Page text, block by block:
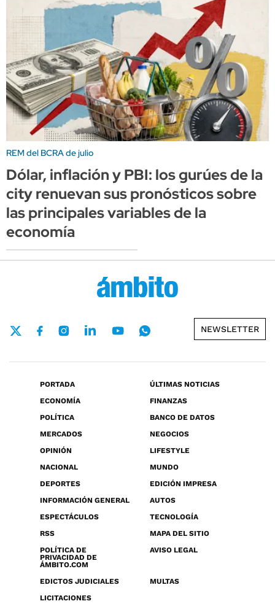
REM del BCRA de julio
Dólar, inflación y PBI: los gurúes de la
city renuevan sus pronósticos sobre
las principales variables de la
economía
NEWSLETTER
PORTADA
ÚLTIMAS NOTICIAS
ECONOMÍA
FINANZAS
POLÍTICA
BANCO DE DATOS
MERCADOS
NEGOCIOS
OPINIÓN
LIFESTYLE
NACIONAL
MUNDO
DEPORTES
EDICIÓN IMPRESA
INFORMACIÓN GENERAL
AUTOS
ESPECTÁCULOS
TECNOLOGÍA
RSS
MAPA DEL SITIO
POLÍTICA DE
PRIVACIDAD DE
ÁMBITO.COM
AVISO LEGAL
EDICTOS JUDICIALES
MULTAS
LICITACIONES